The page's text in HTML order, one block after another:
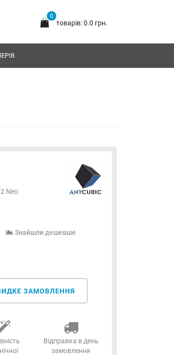
0
товарів: 0.0 грн.
Neo
Знайшли дешевше
ЗАМОВЛЕННЯ
Відправка в день
замовлення